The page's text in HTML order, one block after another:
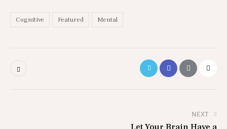
Cognitive Featured Mental
NEXT